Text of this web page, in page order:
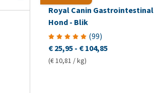
Royal Canin Gastrointestinal
Hond - Blik
(99)
€ 25,95- € 104,85
(€ 10,81 / kg)